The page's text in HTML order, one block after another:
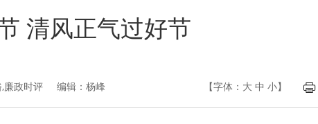
清风正气过好节
廉政时评 编辑：杨峰 【字体： 大 中 小】